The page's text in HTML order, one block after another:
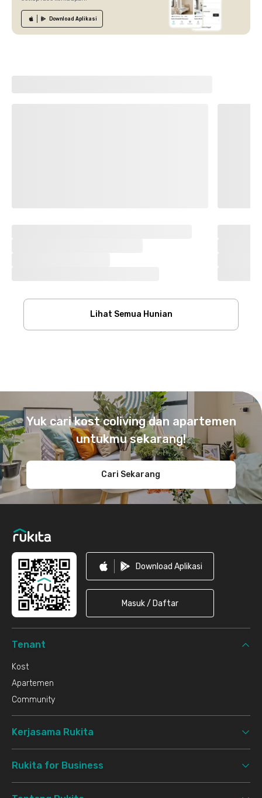
Download Aplikasi
Lihat Semua Hunian
Yuk cari kost coliving dan apartemen
untukmu sekarang!
Cari Sekarang
Download Aplikasi
Masuk / Daftar
Tenant
Kost
Apartemen
Community
Kerjasama Rukita
Rukita for Business